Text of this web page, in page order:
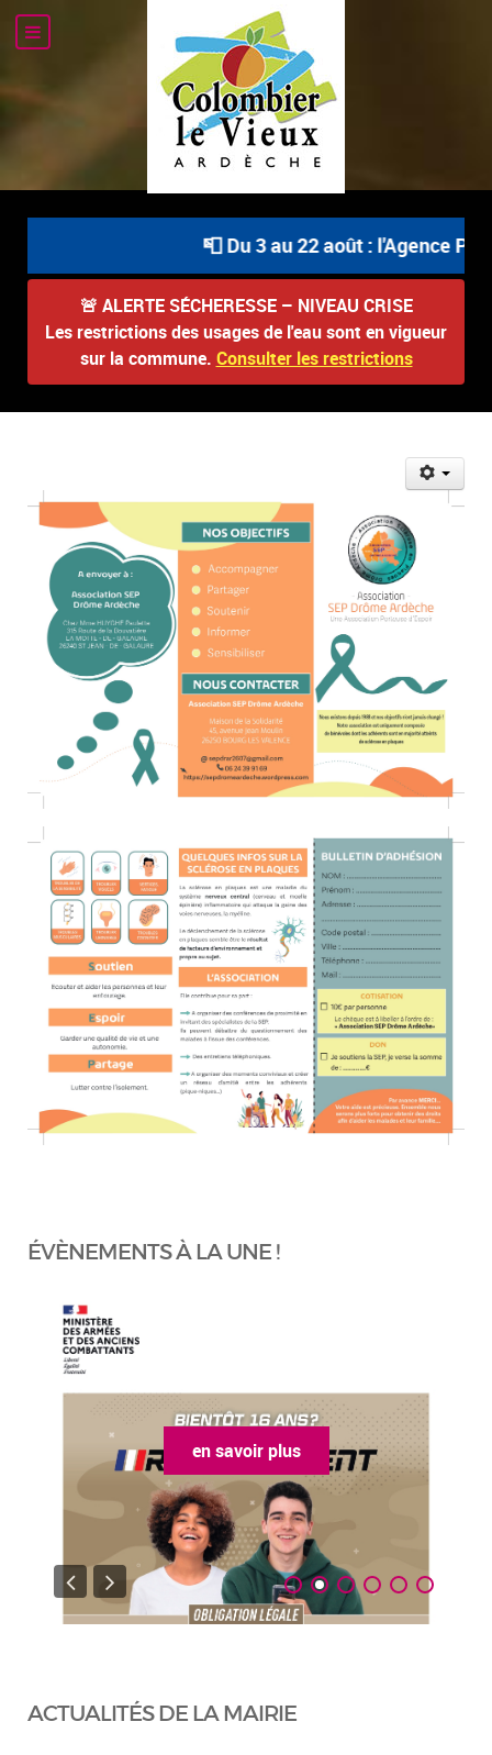
📮 Du 3 au 22 août : l'Agence
🚨 ALERTE SÉCHERESSE – NIVEAU CRISE
Les restrictions des usages de l'eau sont en vigueur
sur la commune. Consulter les restrictions
ÉVÈNEMENTS À LA UNE !
en savoir plus
ACTUALITÉS DE LA MAIRIE